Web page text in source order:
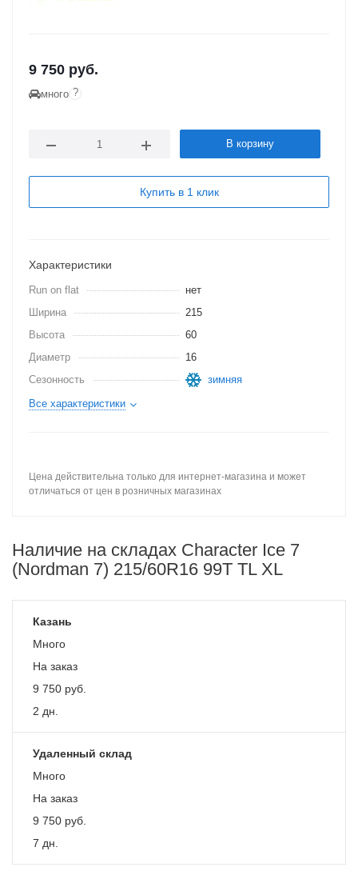
9 750 руб.
много ?
В корзину
Купить в 1 клик
Характеристики
Run on flat
нет
Ширина
215
Высота
60
Диаметр
16
Сезонность
зимняя
Все характеристики
Цена действительна только для интернет-магазина и может
отличаться от цен в розничных магазинах
Наличие на складах Character Ice 7
(Nordman 7) 215/60R16 99T TL XL
Казань
Много
На заказ
9 750 руб.
2 дн.
Удаленный склад
Много
На заказ
9 750 руб.
7 дн.